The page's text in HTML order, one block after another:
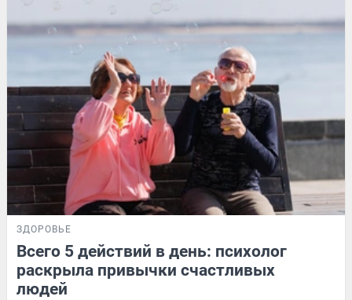
ЗДОРОВЬЕ
Всего 5 действий в день: психолог
раскрыла привычки счастливых
людей